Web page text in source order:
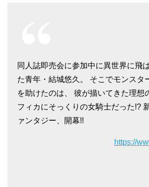
同人誌即売会に参加中に異世界に飛
た青年・結城悠久。 そこでモンスタ
を助けたのは、 彼が描いてきた理想
フィカにそっくりの女騎士だった!?
ァンタジー、開幕!!
https://